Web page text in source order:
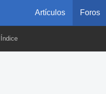
Artículos Foros
Índice